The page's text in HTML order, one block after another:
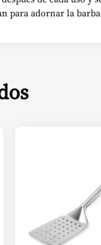
para adornar la